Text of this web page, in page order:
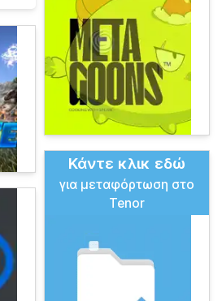
Κάντε κλικ εδώ
για μεταφόρτωση στο
Tenor